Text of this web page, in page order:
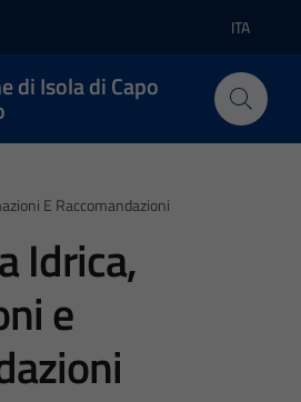
Lingua
ITA
di Isola di Capo
E Raccomandazioni
Idrica,
e